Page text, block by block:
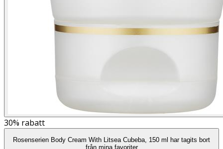
30% rabatt
Rosenserien Body Cream With Litsea Cubeba, 150 ml har tagits bort
från mina favoriter